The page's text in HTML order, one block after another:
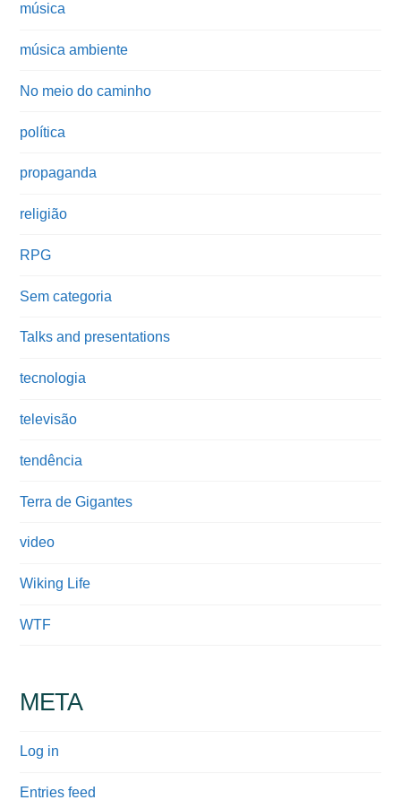
música
música ambiente
No meio do caminho
política
propaganda
religião
RPG
Sem categoria
Talks and presentations
tecnologia
televisão
tendência
Terra de Gigantes
video
Wiking Life
WTF
META
Log in
Entries feed